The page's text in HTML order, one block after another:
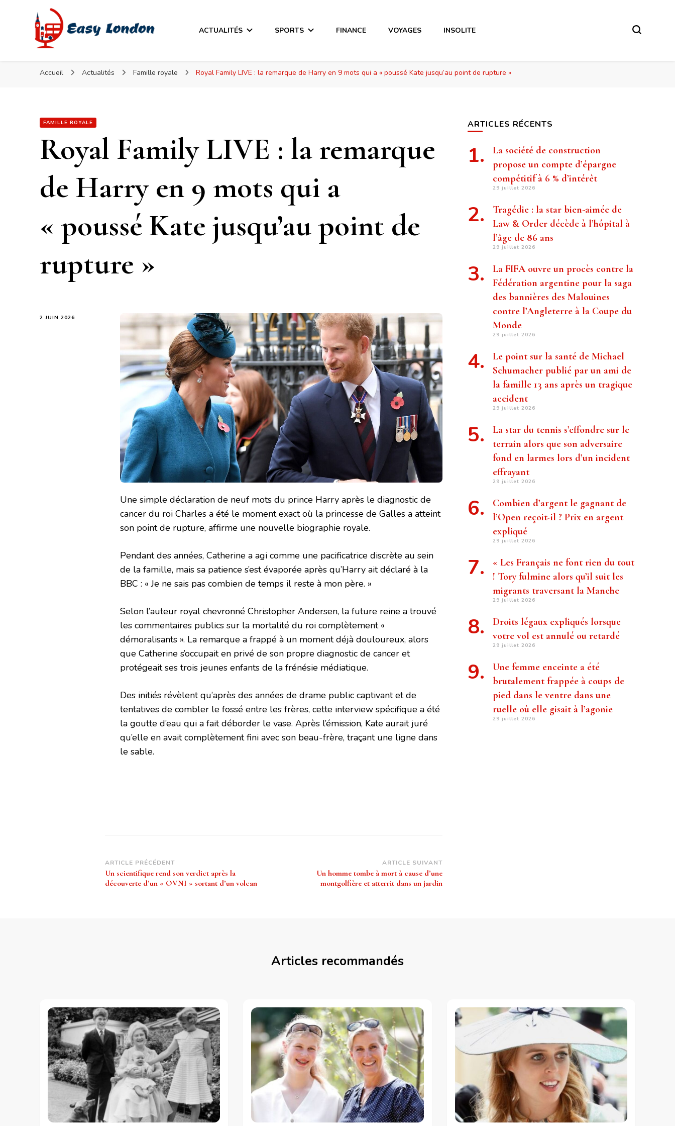
Easy London
Easy London
ACTUALITÉS SPORTS FINANCE VOYAGES INSOLITE
Accueil Actualités Famille royale Royal Family LIVE : la remarque de Harry en 9 mots qui a « poussé Kate jusqu’au point de rupture »
FAMILLE ROYALE
Royal Family LIVE : la remarque
de Harry en 9 mots qui a
« poussé Kate jusqu’au point de
rupture »
2 JUIN 2026
Une simple déclaration de neuf mots du prince Harry après le diagnostic de
cancer du roi Charles a été le moment exact où la princesse de Galles a atteint
son point de rupture, affirme une nouvelle biographie royale.
Pendant des années, Catherine a agi comme une pacificatrice discrète au sein
de la famille, mais sa patience s’est évaporée après qu’Harry ait déclaré à la
BBC : « Je ne sais pas combien de temps il reste à mon père. »
Selon l’auteur royal chevronné Christopher Andersen, la future reine a trouvé
les commentaires publics sur la mortalité du roi complètement «
démoralisants ». La remarque a frappé à un moment déjà douloureux, alors
que Catherine s’occupait en privé de son propre diagnostic de cancer et
protégeait ses trois jeunes enfants de la frénésie médiatique.
Des initiés révèlent qu’après des années de drame public captivant et de
tentatives de combler le fossé entre les frères, cette interview spécifique a été
la goutte d’eau qui a fait déborder le vase. Après l’émission, Kate aurait juré
qu’elle en avait complètement fini avec son beau-frère, traçant une ligne dans
le sable.
Navigation
d’article
ARTICLE PRÉCÉDENT
Un scientifique rend son verdict après la
découverte d’un « OVNI » sortant d’un volcan
ARTICLE SUIVANT
Un homme tombe à mort à cause d’une
montgolfière et atterrit dans un jardin
ARTICLES RÉCENTS
La société de construction
propose un compte d’épargne
compétitif à 6 % d’intérêt
29 juillet 2026
Tragédie : la star bien-aimée de
Law & Order décède à l’hôpital à
l’âge de 86 ans
29 juillet 2026
La FIFA ouvre un procès contre la
Fédération argentine pour la saga
des bannières des Malouines
contre l’Angleterre à la Coupe du
Monde
29 juillet 2026
Le point sur la santé de Michael
Schumacher publié par un ami de
la famille 13 ans après un tragique
accident
29 juillet 2026
La star du tennis s’effondre sur le
terrain alors que son adversaire
fond en larmes lors d’un incident
effrayant
29 juillet 2026
Combien d’argent le gagnant de
l’Open reçoit-il ? Prix ​​en argent
expliqué
29 juillet 2026
« Les Français ne font rien du tout
! Tory fulmine alors qu’il suit les
migrants traversant la Manche
29 juillet 2026
Droits légaux expliqués lorsque
votre vol est annulé ou retardé
29 juillet 2026
Une femme enceinte a été
brutalement frappée à coups de
pied dans le ventre dans une
ruelle où elle gisait à l’agonie
29 juillet 2026
Articles recommandés